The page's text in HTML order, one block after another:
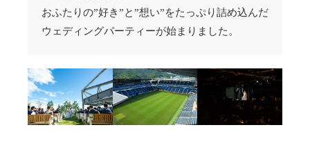
おふたりの”好き”と”想い”をたっぷり詰め込んだ
ウェディングパーティーが始まりました。